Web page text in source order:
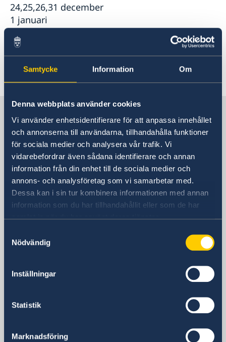
Samtycke Information Om
Denna webbplats använder cookies
Vi använder enhetsidentifierare för att anpassa innehållet
och annonserna till användarna, tillhandahålla funktioner
för sociala medier och analysera vår trafik. Vi
vidarebefordrar även sådana identifierare och annan
information från din enhet till de sociala medier och
annons- och analysföretag som vi samarbetar med.
Dessa kan i sin tur kombinera informationen med annan
information som du har tillhandahållit eller som de har
samlat in när du har använt deras tjänster.
Nödvändig
Inställningar
Statistik
Marknadsföring
24,25,26,31 december
1 januari
Vi önskar en god jul och ett gott nytt år.
Senast uppdaterad 11 dec. 2025, 13.58
Sverige i Kina
Sveriges ambassad
Besöksadress
3, Dongzhimenwai Dajie
Sanlitun, Chaoyang District
Beijing
Postadress
3, Dongzhimenwai Dajie
Beijing 100600
Kina
+86 10 8531 1800
+86 10 6532 5008